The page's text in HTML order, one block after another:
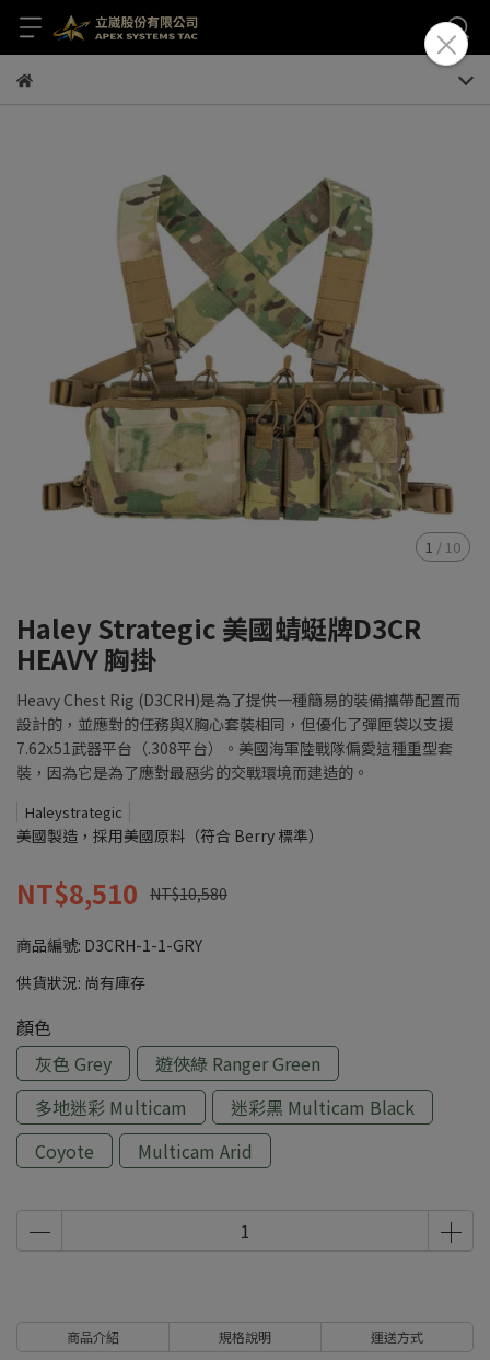
1 / 10
Haley Strategic 美國蜻蜓牌D3CR
HEAVY 胸掛
Heavy Chest Rig (D3CRH)是為了提供一種簡易的裝備攜帶配置而
設計的，並應對的任務與X胸心套裝相同，但優化了彈匣袋以支援
7.62x51武器平台（.308平台）。美國海軍陸戰隊偏愛這種重型套
裝，因為它是為了應對最惡劣的交戰環境而建造的。
Haleystrategic
美國製造，採用美國原料（符合 Berry 標準）
NT$8,510 NT$10,580
商品編號: D3CRH-1-1-GRY
供貨狀況: 尚有庫存
顏色
灰色 Grey
遊俠綠 Ranger Green
多地迷彩 Multicam
迷彩黑 Multicam Black
Coyote
Multicam Arid
商品介紹 規格說明 運送方式